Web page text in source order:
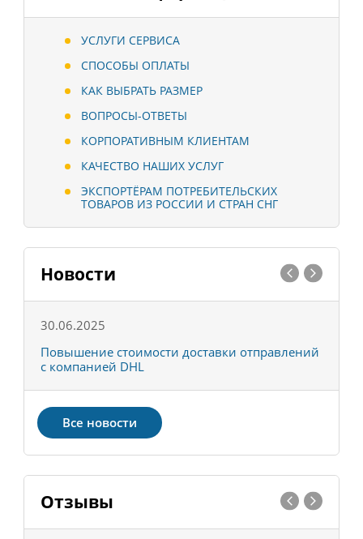
УСЛУГИ СЕРВИСА
СПОСОБЫ ОПЛАТЫ
КАК ВЫБРАТЬ РАЗМЕР
ВОПРОСЫ-ОТВЕТЫ
КОРПОРАТИВНЫМ КЛИЕНТАМ
КАЧЕСТВО НАШИХ УСЛУГ
ЭКСПОРТЁРАМ ПОТРЕБИТЕЛЬСКИХ
ТОВАРОВ ИЗ РОССИИ И СТРАН СНГ
Новости
30.06.2025
Повышение стоимости доставки отправлений
с компанией DHL
Все новости
Отзывы